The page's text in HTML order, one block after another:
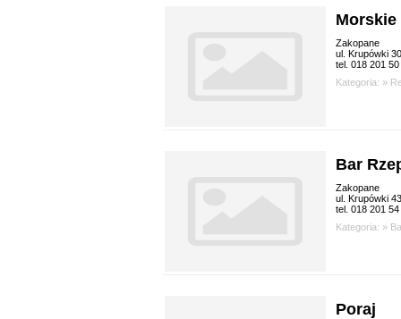
Morskie
Zakopane
ul. Krupówki 30
tel. 018 201 50
Kategoria: »
Bar
Zakopane
ul. Krupówki 43
tel. 018 201 54
Kategoria: »
Poraj